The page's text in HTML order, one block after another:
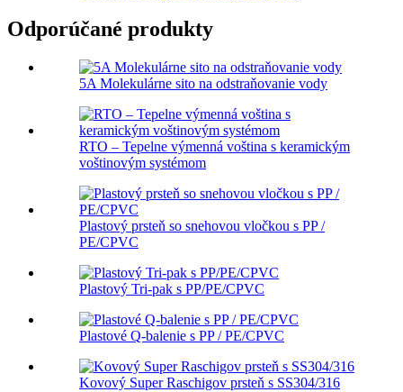
Odporúčané produkty
5A Molekulárne sito na odstraňovanie vody
RTO – Tepelne výmenná voština s keramickým
voštinovým systémom
Plastový prsteň so snehovou vločkou s PP /
PE/CPVC
Plastový Tri-pak s PP/PE/CPVC
Plastové Q-balenie s PP / PE/CPVC
Kovový Super Raschigov prsteň s SS304/316